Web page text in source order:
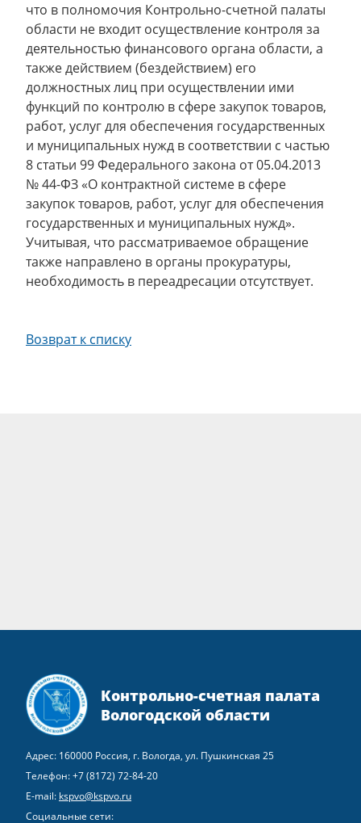
что в полномочия Контрольно-счетной палаты
области не входит осуществление контроля за
деятельностью финансового органа области, а
также действием (бездействием) его
должностных лиц при осуществлении ими
функций по контролю в сфере закупок товаров,
работ, услуг для обеспечения государственных
и муниципальных нужд в соответствии с частью
8 статьи 99 Федерального закона от 05.04.2013
№ 44-ФЗ «О контрактной системе в сфере
закупок товаров, работ, услуг для обеспечения
государственных и муниципальных нужд».
Учитывая, что рассматриваемое обращение
также направлено в органы прокуратуры,
необходимость в переадресации отсутствует.
Возврат к списку
Контрольно-счетная палата
Вологодской области
Адрес: 160000 Россия, г. Вологда, ул. Пушкинская 25
Телефон:+7 (8172) 72-84-20
E-mail: kspvo@kspvo.ru
Социальные сети: